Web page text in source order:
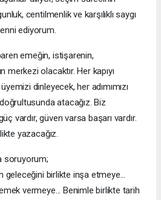
centilmenlik ve karşılıklı saygı
ediyorum.
emeğin, istişarenin,
merkezi olacaktır. Her kapıyı
dinleyecek, her adımımızı
atacağız. Biz
vardır, güven varsa başarı vardır.
yazacağız.
soruyorum;
geleceğini birlikte inşa etmeye...
vermeye... Benimle birlikte tarih